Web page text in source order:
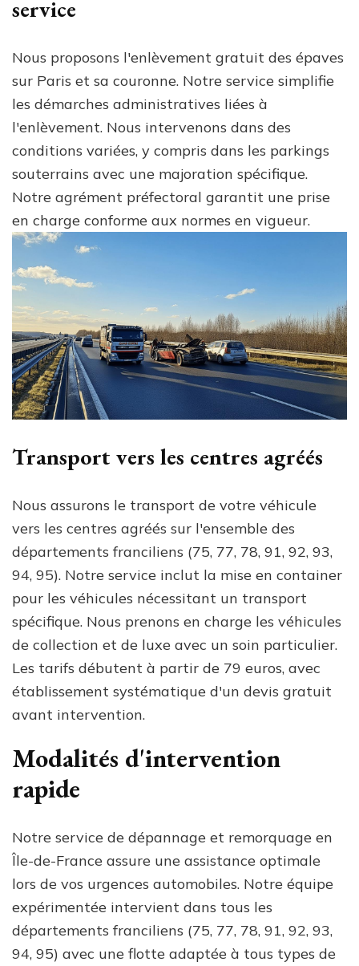
service
Nous proposons l'enlèvement gratuit des épaves
sur Paris et sa couronne. Notre service simplifie
les démarches administratives liées à
l'enlèvement. Nous intervenons dans des
conditions variées, y compris dans les parkings
souterrains avec une majoration spécifique.
Notre agrément préfectoral garantit une prise
en charge conforme aux normes en vigueur.
Transport vers les centres agréés
Nous assurons le transport de votre véhicule
vers les centres agréés sur l'ensemble des
départements franciliens (75, 77, 78, 91, 92, 93,
94, 95). Notre service inclut la mise en container
pour les véhicules nécessitant un transport
spécifique. Nous prenons en charge les véhicules
de collection et de luxe avec un soin particulier.
Les tarifs débutent à partir de 79 euros, avec
établissement systématique d'un devis gratuit
avant intervention.
Modalités d'intervention
rapide
Notre service de dépannage et remorquage en
Île-de-France assure une assistance optimale
lors de vos urgences automobiles. Notre équipe
expérimentée intervient dans tous les
départements franciliens (75, 77, 78, 91, 92, 93,
94, 95) avec une flotte adaptée à tous types de